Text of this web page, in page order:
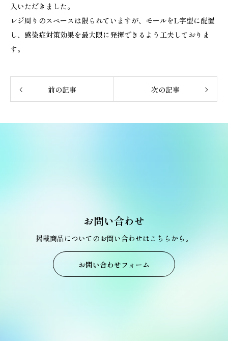
入いただきました。
レジ周りのスペースは限られていますが、モールをL字型に配置
し、感染症対策効果を最大限に発揮できるよう工夫しておりま
す。
前の記事 次の記事
お問い合わせ
掲載商品についてのお問い合わせはこちらから。
お問い合わせフォーム